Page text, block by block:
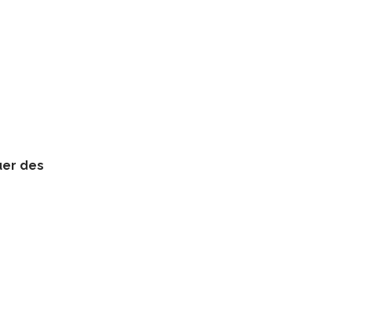
des